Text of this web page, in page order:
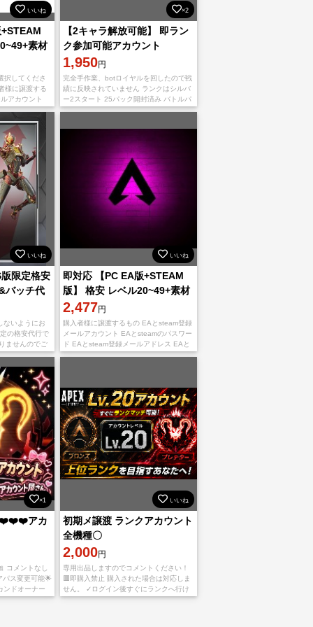
いいね
素材
択してくださ
様に譲渡する
アカウント
とsteam登録
×2
【2キャラ解放可能】 即ラン
ク参加可能アカウント
1,950円
完全手作業、botロイヤルを回したので戦
績に反映されていません ランクはシルバ
ー2スタート 25パック開封済み バトルパ
スは現在13 24000トークンあるので2キ
いいね
限定格安
バッチ代
ないようにお
の格安代行で
ませんのでご
ター3人が作
いいね
即対応 【PC EA版+STEAM
版】 格安 レベル20~49+素材
+その他
2,477円
購入者様に譲渡するもの EAとsteam登録
メールアカウント EAとsteamのパスワー
ド EAとsteam登録メールアドレス EAと
steamメールアドレスパスワード STEAM
×1
❤️❤️❤️アカ
コメントなし
パス変更可能🌟
ンドオーナー
ーーー 🎈お渡
いいね
初期メ譲渡 ランクアカウント
全機種〇
2,000円
専用出品しますのでコメントください！
🟥即購入禁止 購入された場合は対応しま
せん。 ✓ログイン後すぐにランクへ行け
ます！ ✓完全手作業アカウントなので